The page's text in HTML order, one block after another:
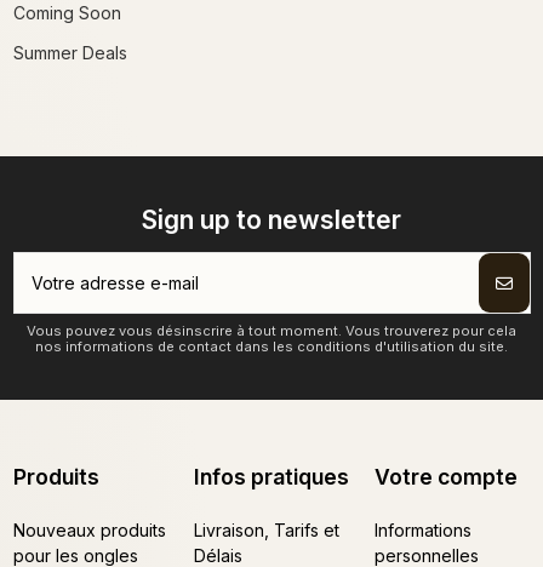
Coming Soon
Summer Deals
Sign up to newsletter
Vous pouvez vous désinscrire à tout moment. Vous trouverez pour cela
nos informations de contact dans les conditions d'utilisation du site.
Produits
Nouveaux produits
pour les ongles
Infos pratiques
Livraison, Tarifs et
Délais
Votre compte
Informations
personnelles